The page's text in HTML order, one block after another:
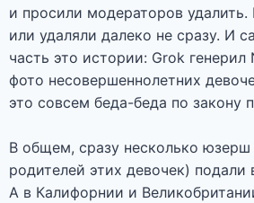
и просили модераторов
или удаляли далеко не сразу. И
часть это истории: Grok генерил
фото несовершеннолетних
это совсем беда-беда по закону
В общем, сразу несколько юзерш
родителей этих девочек)
А в Калифорнии и